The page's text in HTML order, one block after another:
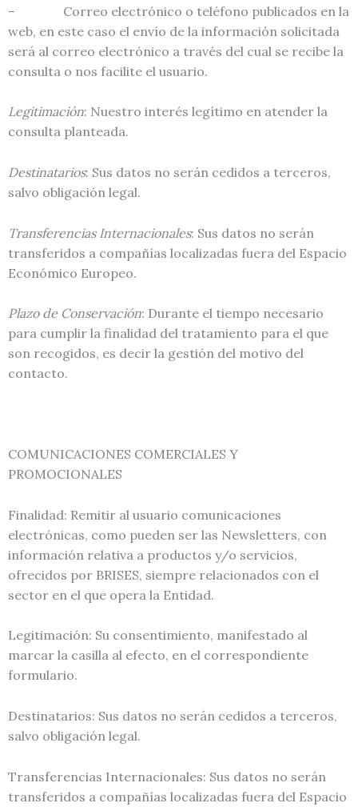
– Correo electrónico o teléfono publicados en la
web, en este caso el envío de la información solicitada
será al correo electrónico a través del cual se recibe la
consulta o nos facilite el usuario.
Legitimación: Nuestro interés legítimo en atender la
consulta planteada.
Destinatarios: Sus datos no serán cedidos a terceros,
salvo obligación legal.
Transferencias Internacionales: Sus datos no serán
transferidos a compañías localizadas fuera del Espacio
Económico Europeo.
Plazo de Conservación: Durante el tiempo necesario
para cumplir la finalidad del tratamiento para el que
son recogidos, es decir la gestión del motivo del
contacto.
COMUNICACIONES COMERCIALES Y
PROMOCIONALES
Finalidad: Remitir al usuario comunicaciones
electrónicas, como pueden ser las Newsletters, con
información relativa a productos y/o servicios,
ofrecidos por BRISES, siempre relacionados con el
sector en el que opera la Entidad.
Legitimación: Su consentimiento, manifestado al
marcar la casilla al efecto, en el correspondiente
formulario.
Destinatarios: Sus datos no serán cedidos a terceros,
salvo obligación legal.
Transferencias Internacionales: Sus datos no serán
transferidos a compañías localizadas fuera del Espacio